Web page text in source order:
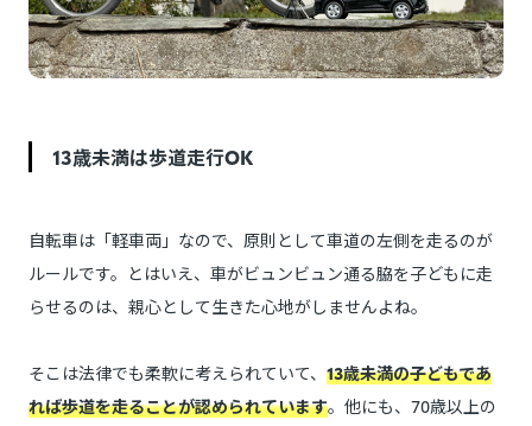
13歳未満は歩道走行OK
自転車は「軽車両」なので、原則として車道の左側を走るのが
ルールです。とはいえ、車がビュンビュン通る脇を子どもに走
らせるのは、親心として生きた心地がしませんよね。
そこは法律でも柔軟に考えられていて、 13歳未満の子どもであ
れば歩道を走ることが認められています。他にも、70歳以上の